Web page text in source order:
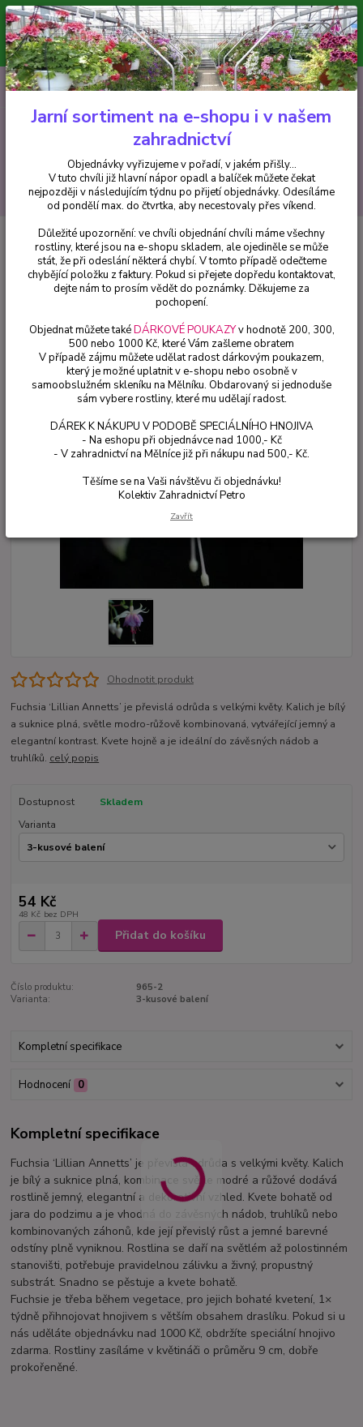
Minimální hodnota pro odeslání z e-shopu je 300 Kč.
V tuto chvíli již hlavní nápor objednávek opadl a balíček můžete čekat
nejpozději v následujícím týdnu po přijetí objednávky. Objednávky
vyřizujeme v pořadí, v jakém přišly...
CZK
Hledat
+420 602 223 614 0ks
za0 Kč
Fuchsie
Lillian Annetts Fuchsie (Fuchsie) - cena za kus v 3-
kusovém balení
Lillian Annetts Fuchsie (Fuchsie) -
cena za kus v 3-kusovém balení
Ohodnotit produkt
Fuchsia ‘Lillian Annetts’ je převislá odrůda s velkými květy. Kalich je bílý
a suknice plná, světle modro-růžově kombinovaná, vytvářející jemný a
elegantní kontrast. Kvete hojně a je ideální do závěsných nádob a
truhlíků. celý popis
Dostupnost
Skladem
Varianta
54 Kč
48 Kč bez DPH
Přidat do košíku
Číslo produktu:
965-2
Varianta:
3-kusové balení
Kompletní specifikace
Hodnocení 0
Kompletní specifikace
Fuchsia ‘Lillian Annetts’ je převislá odrůda s velkými květy. Kalich
je bílý a suknice plná, kombinace světle modré a růžové dodává
rostlině jemný, elegantní a dekorativní vzhled. Kvete bohatě od
jara do podzimu a je vhodná do závěsných nádob, truhlíků nebo
kombinovaných záhonů, kde její převislý růst a jemné barevné
odstíny plně vyniknou. Rostlina se daří na světlém až polostinném
stanovišti, potřebuje pravidelnou zálivku a živný, propustný
substrát. Snadno se pěstuje a kvete bohatě.
Fuchsie je třeba během vegetace, pro jejich bohaté kvetení, 1×
týdně přihnojovat hnojivem s větším obsahem draslíku. Pokud si u
nás uděláte objednávku nad 1000 Kč, obdržíte speciální hnojivo
zdarma. Rostliny zasíláme v květináči o průměru 9 cm, dobře
prokořeněné.
Jarní sortiment na e-shopu i v našem
zahradnictví
Objednávky vyřizujeme v pořadí, v jakém přišly...
V tuto chvíli již hlavní nápor opadl a balíček můžete čekat
nejpozději v následujícím týdnu po přijetí objednávky. Odesíláme
od pondělí max. do čtvrtka, aby necestovaly přes víkend.
Důležité upozornění: ve chvíli objednání chvíli máme všechny
rostliny, které jsou na e-shopu skladem, ale ojediněle se může
stát, že při odeslání některá chybí. V tomto případě odečteme
chybějící položku z faktury. Pokud si přejete dopředu kontaktovat,
dejte nám to prosím vědět do poznámky. Děkujeme za
pochopení.
Objednat můžete takéDÁRKOVÉ POUKAZYv hodnotě 200, 300,
500 nebo 1000 Kč, které Vám zašleme obratem
V případě zájmu můžete udělat radost dárkovým poukazem,
který je možné uplatnit v e-shopu nebo osobně v
samoobslužném skleníku na Mělníku. Obdarovaný si jednoduše
sám vybere rostliny, které mu udělají radost.
DÁREK K NÁKUPU V PODOBĚ SPECIÁLNÍHO HNOJIVA
- Na eshopu při objednávce nad 1000,- Kč
- V zahradnictví na Mělníce již při nákupu nad 500,- Kč.
Těšíme se na Vaši návštěvu či objednávku!
Kolektiv Zahradnictví Petro
Zavřít